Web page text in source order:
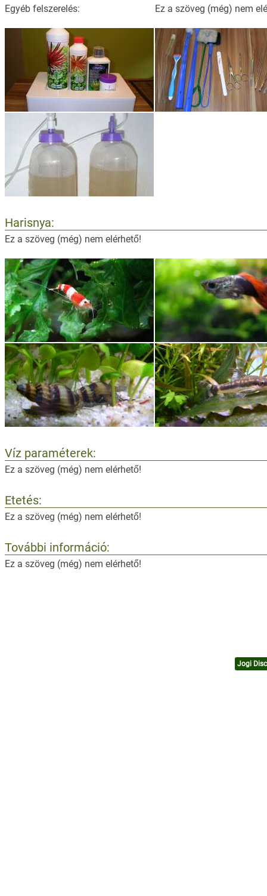
Egyéb felszerelés: Ez a szöveg (még) nem
Harisnya:
Ez a szöveg (még) nem elérhető!
Víz paraméterek:
Ez a szöveg (még) nem elérhető!
Etetés:
Ez a szöveg (még) nem elérhető!
További információ:
Ez a szöveg (még) nem elérhető!
Jogi